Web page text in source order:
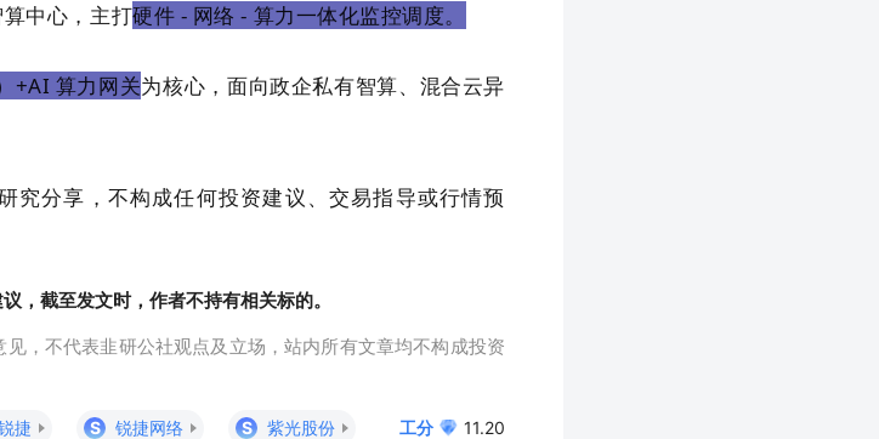
中心，主打硬件 - 网络 - 算力一体化监控调度。
+AI 算力网关为核心，面向政企私有智算、混合云异
究分享，不构成任何投资建议、交易指导或行情预
，截至发文时，作者不持有相关标的。
，不代表韭研公社观点及立场，站内所有文章均不构成投资
捷 S 锐捷网络 S 紫光股份 工分 11.20